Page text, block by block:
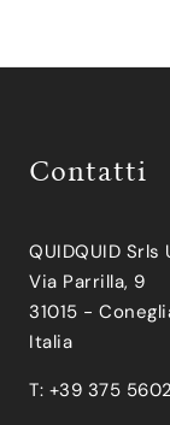
Contatti
QUIDQUID
Via Parrilla, 9
31015 -
Italia
T: +39 375